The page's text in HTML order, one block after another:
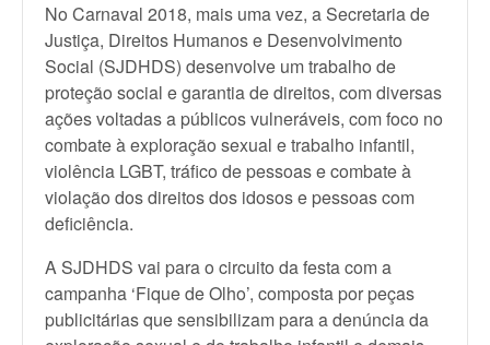
No Carnaval 2018, mais uma vez, a Secretaria de
Justiça, Direitos Humanos e Desenvolvimento
Social (SJDHDS) desenvolve um trabalho de
proteção social e garantia de direitos, com diversas
ações voltadas a públicos vulneráveis, com foco no
combate à exploração sexual e trabalho infantil,
violência LGBT, tráfico de pessoas e combate à
violação dos direitos dos idosos e pessoas com
deficiência.
A SJDHDS vai para o circuito da festa com a
campanha ‘Fique de Olho’, composta por peças
publicitárias que sensibilizam para a denúncia da